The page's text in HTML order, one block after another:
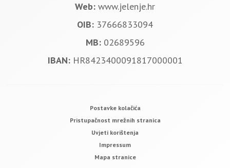
Web: www.jelenje.hr
OIB: 37666833094
MB: 02689596
IBAN: HR8423400091817000001
Postavke kolačića
Pristupačnost mrežnih stranica
Uvjeti korištenja
Impressum
Mapa stranice